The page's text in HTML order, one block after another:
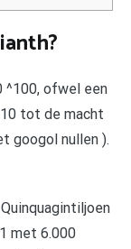
^100, ofwel een
10 tot de macht
googol nullen ).
met 6.000